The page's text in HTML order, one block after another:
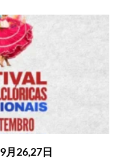
9月26,27日